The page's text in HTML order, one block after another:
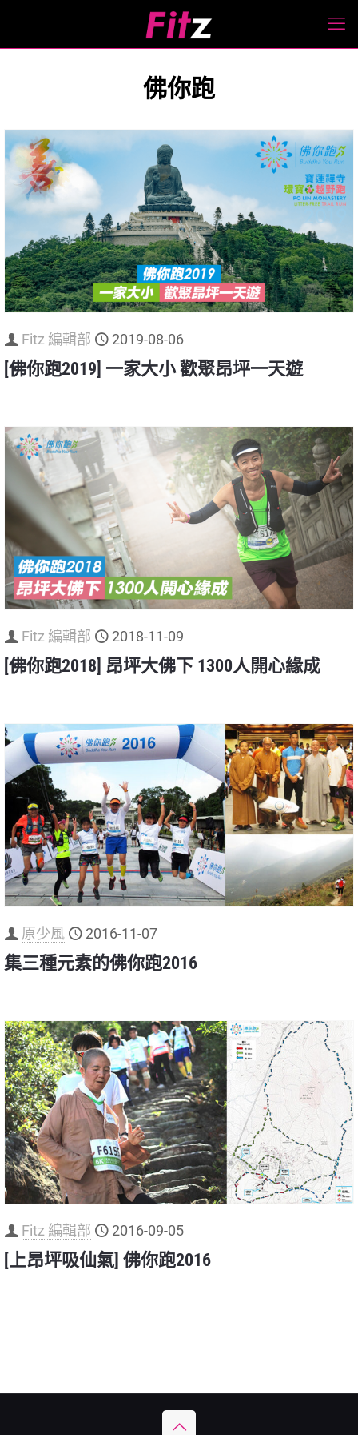
佛你跑
Fitz 編輯部 2019-08-06
[佛你跑2019] 一家大小 歡聚昂坪一天遊
Fitz 編輯部 2018-11-09
[佛你跑2018] 昂坪大佛下 1300人開心緣成
原少風 2016-11-07
集三種元素的佛你跑2016
Fitz 編輯部 2016-09-05
[上昂坪吸仙氣] 佛你跑2016